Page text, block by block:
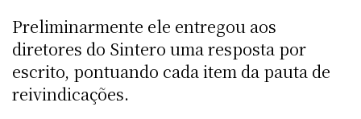
Preliminarmente ele entregou aos
diretores do Sintero uma resposta por
escrito, pontuando cada item da pauta de
reivindicações.